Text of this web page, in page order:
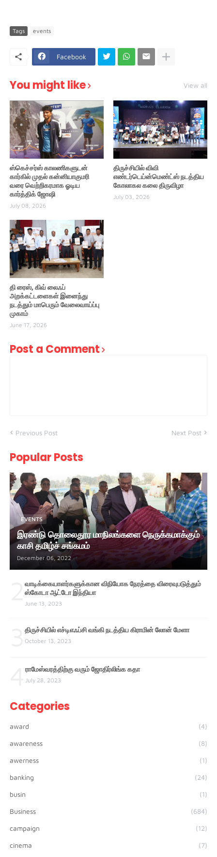
Tags events
Facebook
You might like View all
ஸ்கெச்சர்ஸ் காலணிகளுடன்
கார்கில் முதல் கன்னியாகுமரி
வரை வெற்றிகரமாக ஓடிய
கார்த்திக் ஜோஷி
July 08, 2026
திருச்சியில் விவி
எண்டர்டெய்ன்மெண்ட்ஸ் நடத்திய
கோலாகல கலை திருவிழா
July 03, 2026
தி ரைஸ், கிவ் லைஃப்
அறக்கட்டளைகள் இனைந்து
நடத்தும் மாபெரும் வேலைவாய்ப்பு
முகாம்
June 17, 2026
Post a Comment
Previous Post Next Post
Popular Posts
EVENTS
இரண்டு தொலைதூர மாநிலங்களை நெருக்கமாக்கும்
காசி தமிழ்ச் சங்கமம்
December 06, 2022
வாடிக்கையாளர்களுக்கான விநியோக நேரத்தை விரைவுபடுத்தும்
ஸ்கோடா ஆட்டோ இந்தியா
June 13, 2023
திருச்சியில் எச்டிஎஃப்சி வங்கி நடத்திய கிராமின் லோன் மேளா
October 13, 2023
ராமேஸ்வரத்திற்கு வரும் ஜோதிர்லிங்க கதா
July 28, 2023
Categories
award (4)
awareness (8)
awerness (1)
banking (24)
busin (1)
Business (684)
campaign (12)
cinema (7)